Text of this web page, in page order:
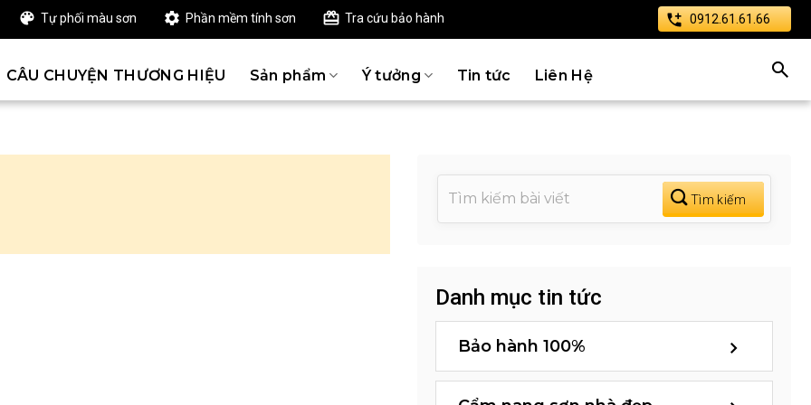
Tự phối màu sơn Phần mềm tính sơn Tra cứu bảo hành 0912.61.61.66
CÂU CHUYỆN THƯƠNG HIỆU Sản phẩm Ý tưởng Tin tức Liên Hệ
Danh mục tin tức
Bảo hành 100%